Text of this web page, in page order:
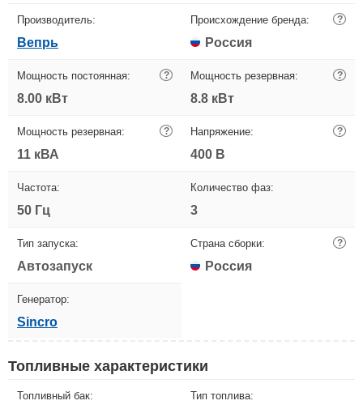
Производитель:
Вепрь
Происхождение бренда: ?
Россия
Мощность постоянная: ?
8.00 кВт
Мощность резервная: ?
8.8 кВт
Мощность резервная: ?
11 кВА
Напряжение: ?
400 В
Частота:
50 Гц
Количество фаз:
3
Тип запуска:
Автозапуск
Страна сборки: ?
Россия
Генератор:
Sincro
Топливные характеристики
Топливный бак: Тип топлива: